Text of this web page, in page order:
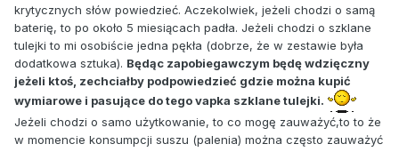
krytycznych słów powiedzieć. Aczekolwiek, jeżeli chodzi o samą
baterię, to po około 5 miesiącach padła. Jeżeli chodzi o szklane
tulejki to mi osobiście jedna pękła (dobrze, że w zestawie była
dodatkowa sztuka). Będąc zapobiegawczym będę wdzięczny
jeżeli ktoś, zechciałby podpowiedzieć gdzie można kupić
wymiarowe i pasujące do tego vapka szklane tulejki.
Jeżeli chodzi o samo użytkowanie, to co mogę zauważyć,to to że
w momencie konsumpcji suszu (palenia) można często zauważyć